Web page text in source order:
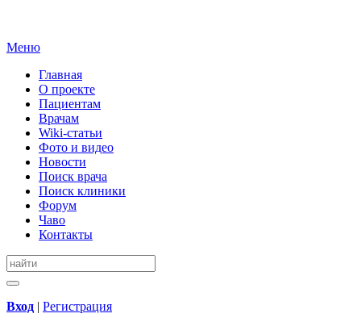
Меню
Главная
О проекте
Пациентам
Врачам
Wiki-статьи
Фото и видео
Новости
Поиск врача
Поиск клиники
Форум
Чаво
Контакты
Вход | Регистрация